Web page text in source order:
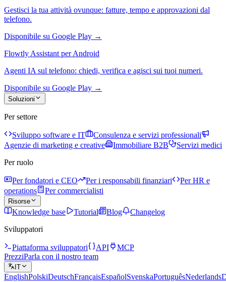
Gestisci la tua attività ovunque: fatture, tempo e approvazioni dal
telefono.
Disponibile su Google Play →
Flowtly Assistant per Android
Agenti IA sul telefono: chiedi, verifica e agisci sui tuoi numeri.
Disponibile su Google Play →
Soluzioni
Per settore
Sviluppo software e IT
Consulenza e servizi professionali
Agenzie di marketing e creative
Immobiliare B2B
Servizi medici
Per ruolo
Per fondatori e CEO Per i responsabili finanziari
Per HR e
operations
Per commercialisti
Risorse
Knowledge base Tutorial Blog
Changelog
Sviluppatori
Piattaforma sviluppatori API
MCP
PrezziParla con il nostro team
IT
EnglishPolskiDeutschFrançaisEspañolSvenskaPortuguêsNederlands